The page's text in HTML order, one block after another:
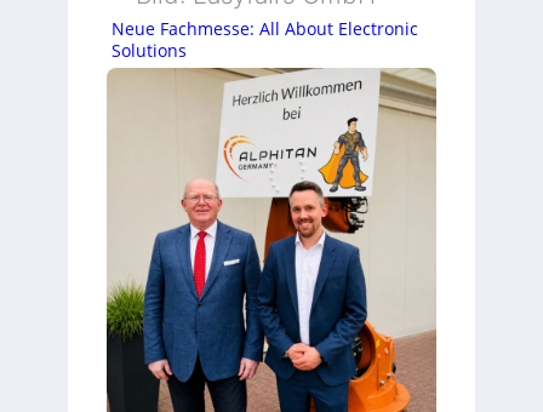
Neue Fachmesse: All About Electronic
Solutions